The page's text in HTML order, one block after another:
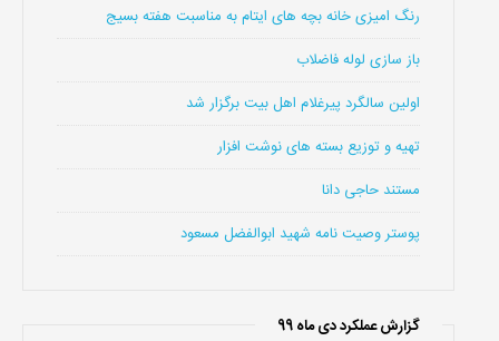
رنگ امیزی خانه بچه های ایتام به مناسبت هفته بسیج
باز سازی لوله فاضلاب
اولین سالگرد پیرغلام اهل بیت برگزار شد
تهیه و توزیع بسته های نوشت افزار
مستند حاجی دانا
پوستر وصیت نامه شهید ابوالفضل مسعود
گزارش عملکرد دی ماه 99